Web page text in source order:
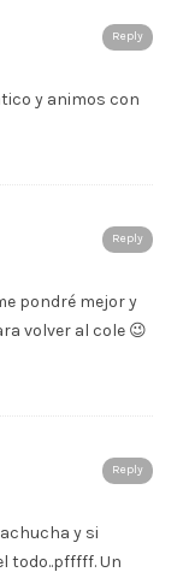
Reply
y animos con
Reply
pondré mejor y
volver al cole 😉
Reply
y si
todo..pfffff. Un